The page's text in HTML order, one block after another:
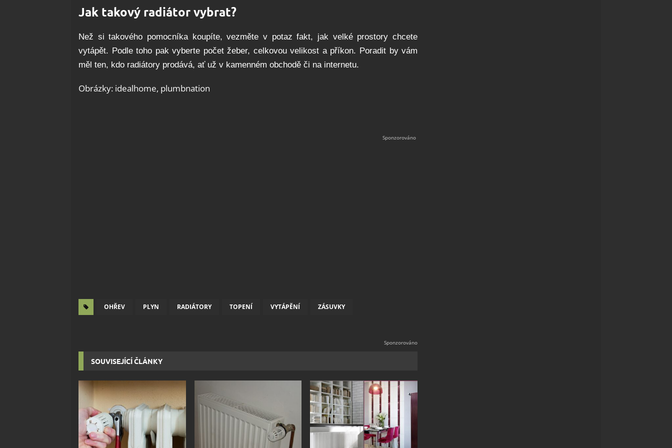
Jak takový radiátor vybrat?
Než si takového pomocníka koupíte, vezměte v potaz fakt, jak velké prostory chcete
vytápět. Podle toho pak vyberte počet žeber, celkovou velikost a příkon. Poradit by vám
měl ten, kdo radiátory prodává, ať už v kamenném obchodě či na internetu.
Obrázky: idealhome, plumbnation
OHŘEV PLYN RADIÁTORY TOPENÍ VYTÁPĚNÍ ZÁSUVKY
SOUVISEJÍCÍ ČLÁNKY